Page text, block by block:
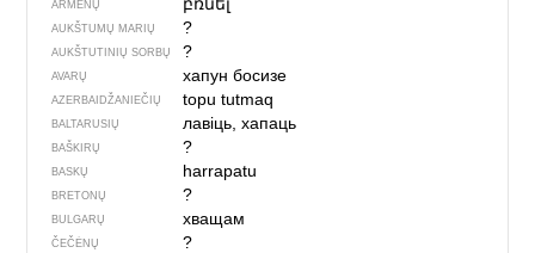
ARMĖNŲ
AUKŠTUMŲ MARIŲ ?
AUKŠTUTINIŲ SORBŲ ?
AVARŲ хапун босизе
AZERBAIDŽANIEČIŲ topu tutmaq
BALTARUSIŲ лавіць, хапаць
BAŠKIRŲ ?
BASKŲ harrapatu
BRETONŲ ?
BULGARŲ хващам
ČEČĖNŲ ?